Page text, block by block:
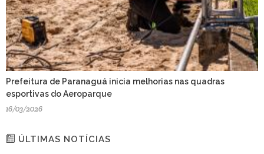
Prefeitura de Paranaguá inicia melhorias nas quadras
esportivas do Aeroparque
16/03/2026
ÚLTIMAS NOTÍCIAS